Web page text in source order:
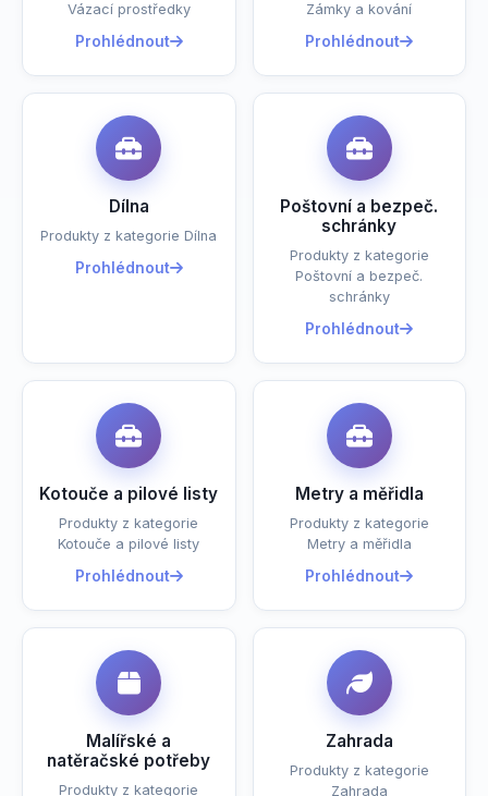
Vázací prostředky
Prohlédnout
Zámky a kování
Prohlédnout
Dílna
Produkty z kategorie Dílna
Prohlédnout
Poštovní a bezpeč.
schránky
Produkty z kategorie
Poštovní a bezpeč.
schránky
Prohlédnout
Kotouče a pilové listy
Produkty z kategorie
Kotouče a pilové listy
Prohlédnout
Metry a měřidla
Produkty z kategorie
Metry a měřidla
Prohlédnout
Malířské a
natěračské potřeby
Produkty z kategorie
Zahrada
Produkty z kategorie
Zahrada